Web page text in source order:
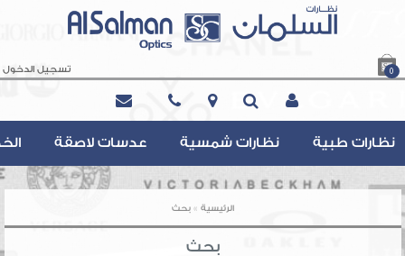
Contact@AlsalmanOptics.com
0 تسجيل الدخول
نظارات طبية نظارات شمسية عدسات لاصقة
الرئيسية »بحث
بحث